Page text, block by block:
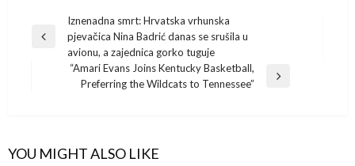
navigation
Previous
Iznenadna smrt: Hrvatska vrhunska
pjevačica Nina Badrić danas se srušila u
avionu, a zajednica gorko tuguje
“Amari Evans Joins Kentucky Basketball,
Preferring the Wildcats to Tennessee”
YOU MIGHT ALSO LIKE